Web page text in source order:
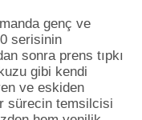
genç ve
serisinin
sonra prens tıpkı
gibi kendi
ve eskiden
sürecin temsilcisi